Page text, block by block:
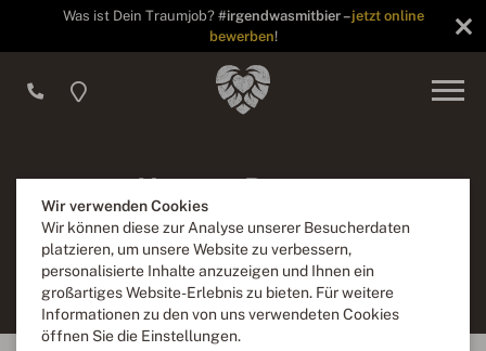
Wir verwenden Cookies
Wir können diese zur Analyse unserer Besucherdaten
platzieren, um unsere Website zu verbessern,
personalisierte Inhalte anzuzeigen und Ihnen ein
großartiges Website-Erlebnis zu bieten. Für weitere
Informationen zu den von uns verwendeten Cookies
öffnen Sie die Einstellungen.
Was ist Dein Traumjob? #irgendwasmitbier –jetzt online
bewerben!
Unsere Partner
Bei unserer Arbeit vertrauen wir auf zuverlässige,
langjährige Partner,
die mit uns auch neue, kreative Genuss-Wege gehen.